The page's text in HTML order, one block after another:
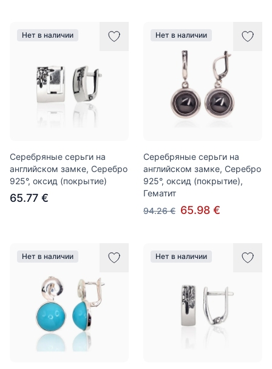
Нет в наличии
Серебряные серьги на
английском замке, Серебро
925°, оксид (покрытие)
65.77 €
Нет в наличии
Серебряные серьги на
английском замке, Серебро
925°, оксид (покрытие),
Гематит
94.26 € 65.98 €
Нет в наличии Нет в наличии